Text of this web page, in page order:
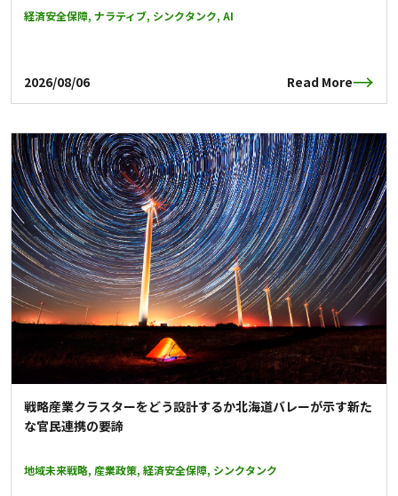
経済安全保障, ナラティブ, シンクタンク, AI
2026/08/06 Read More
戦略産業クラスターをどう設計するか――北海道バレーが示す新た
な官民連携の要諦
地域未来戦略, 産業政策, 経済安全保障, シンクタンク